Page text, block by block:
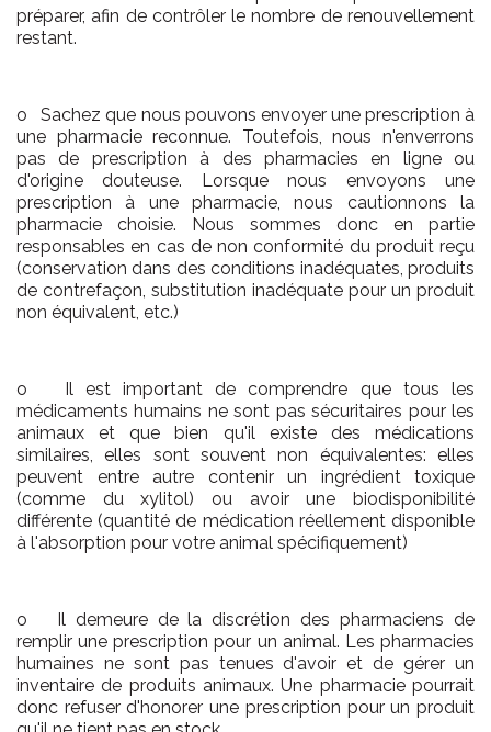
préparer, afin de contrôler le nombre de renouvellement
restant.
o Sachez que nous pouvons envoyer une prescription à
une pharmacie reconnue. Toutefois, nous n'enverrons
pas de prescription à des pharmacies en ligne ou
d'origine douteuse. Lorsque nous envoyons une
prescription à une pharmacie, nous cautionnons la
pharmacie choisie. Nous sommes donc en partie
responsables en cas de non conformité du produit reçu
(conservation dans des conditions inadéquates, produits
de contrefaçon, substitution inadéquate pour un produit
non équivalent, etc.)
o Il est important de comprendre que tous les
médicaments humains ne sont pas sécuritaires pour les
animaux et que bien qu'il existe des médications
similaires, elles sont souvent non équivalentes: elles
peuvent entre autre contenir un ingrédient toxique
(comme du xylitol) ou avoir une biodisponibilité
différente (quantité de médication réellement disponible
à l'absorption pour votre animal spécifiquement)
o Il demeure de la discrétion des pharmaciens de
remplir une prescription pour un animal. Les pharmacies
humaines ne sont pas tenues d'avoir et de gérer un
inventaire de produits animaux. Une pharmacie pourrait
donc refuser d'honorer une prescription pour un produit